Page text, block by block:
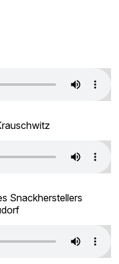
Snackherstellers